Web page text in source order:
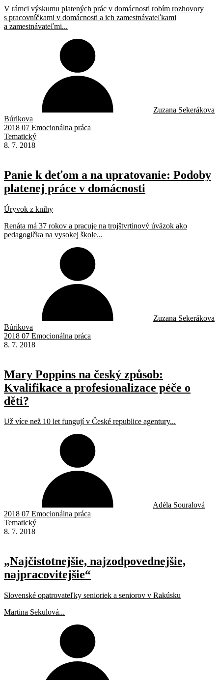
V rámci výskumu platených prác v domácnosti robím rozhovory
s pracovníčkami v domácnosti a ich zamestnávateľkami
a zamestnávateľmi...
Zuzana Sekerákova
Búrikova
2018 07 Emocionálna práca
Tematický
8. 7. 2018
Panie k deťom a na upratovanie: Podoby
platenej práce v domácnosti
Úryvok z knihy
Renáta má 37 rokov a pracuje na trojštvrtinový úväzok ako
pedagogička na vysokej škole...
Zuzana Sekerákova
Búrikova
2018 07 Emocionálna práca
8. 7. 2018
Mary Poppins na český způsob:
Kvalifikace a profesionalizace péče o
děti?
Už více než 10 let fungují v České republice agentury...
Adéla Souralová
2018 07 Emocionálna práca
Tematický
8. 7. 2018
„Najčistotnejšie, najzodpovednejšie,
najpracovitejšie“
Slovenské opatrovateľky senioriek a seniorov v Rakúsku
Martina Sekulová...